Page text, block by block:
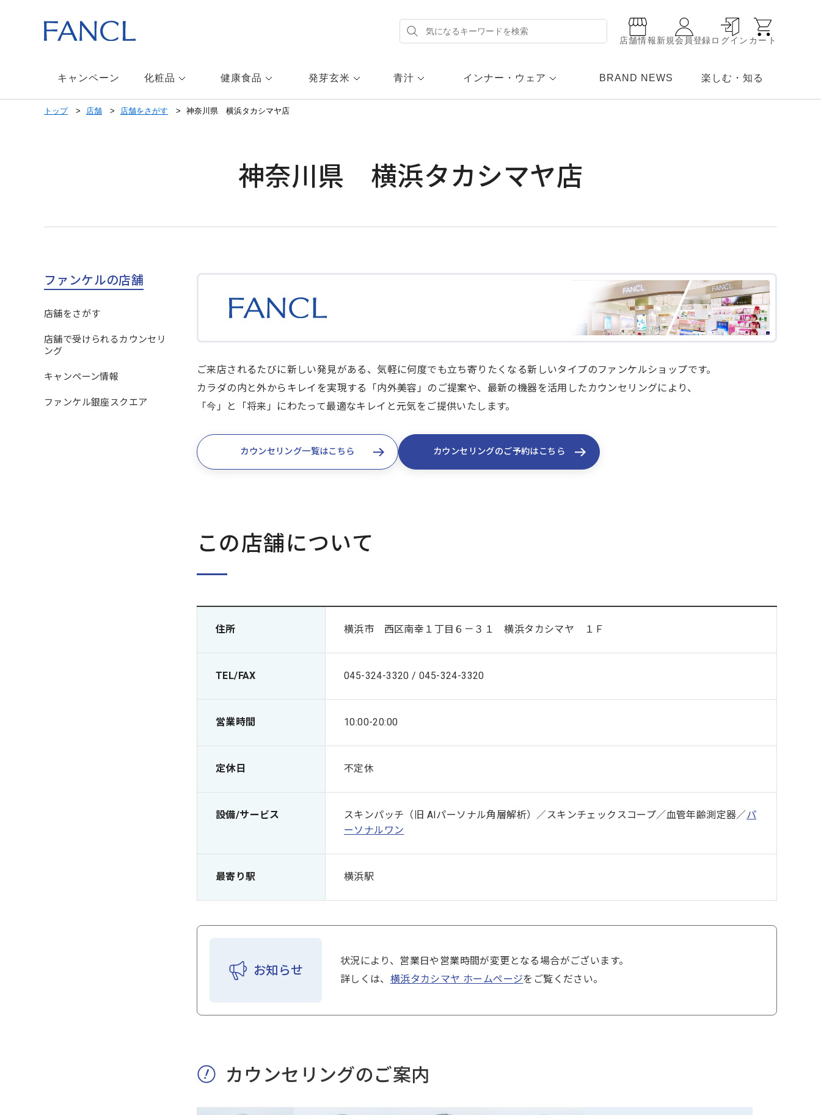
店舗情報新規会員登録ログイン カート
キャンペーン 化粧品 健康食品 発芽玄米 青汁 インナー・ウェア BRAND NEWS 楽しむ・知る
トップ 店舗 店舗をさがす 神奈川県 横浜タカシマヤ店
神奈川県 横浜タカシマヤ店
ご来店されるたびに新しい発見がある、気軽に何度でも立ち寄りたくなる新しいタイプのファンケルショップです。
カラダの内と外からキレイを実現する「内外美容」のご提案や、最新の機器を活用したカウンセリングにより、
「今」と「将来」にわたって最適なキレイと元気をご提供いたします。
カウンセリング一覧はこちら カウンセリングのご予約はこちら
この店舗について
住所 横浜市 西区南幸１丁目６－３１ 横浜タカシマヤ １Ｆ
TEL/FAX 045-324-3320 / 045-324-3320
営業時間 10:00-20:00
定休日 不定休
設備/サービス スキンパッチ（旧 AIパーソナル角層解析）／スキンチェックスコープ／血管年齢測定器／パ
ーソナルワン
最寄り駅 横浜駅
お知らせ
状況により、営業日や営業時間が変更となる場合がございます。
詳しくは、横浜タカシマヤ ホームページをご覧ください。
カウンセリングのご案内
ファンケルの店舗
店舗をさがす
店舗で受けられるカウンセリ
ング
キャンペーン情報
ファンケル銀座スクエア